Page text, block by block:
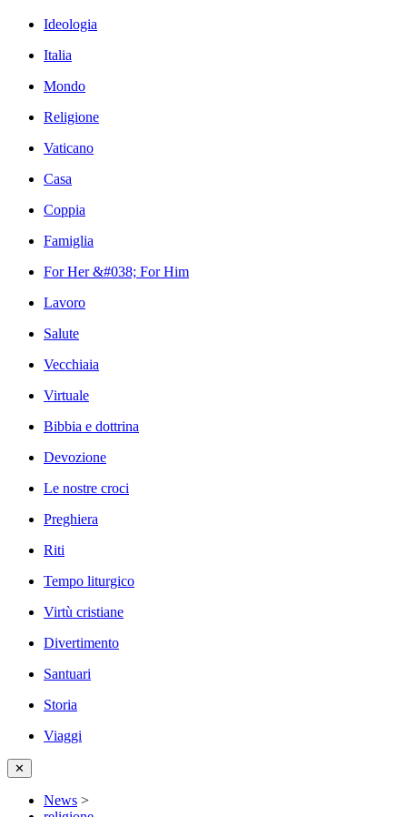
Ideologia
Italia
Mondo
Religione
Vaticano
Casa
Coppia
Famiglia
For Her &#038; For Him
Lavoro
Salute
Vecchiaia
Virtuale
Bibbia e dottrina
Devozione
Le nostre croci
Preghiera
Riti
Tempo liturgico
Virtù cristiane
Divertimento
Santuari
Storia
Viaggi
✕
News >